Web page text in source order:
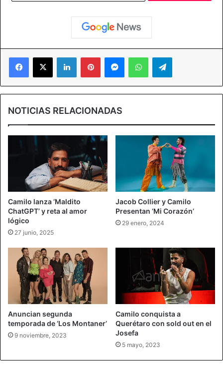
Facebook
X LinkedInPinterestMessengerWhatsAppTelegram
NOTICIAS RELACIONADAS
Camilo lanza ‘Maldito
ChatGPT’ y reta al amor
lógico
27 junio, 2025
Jacob Collier y Camilo
Presentan ‘Mi Corazón’
29 enero, 2024
Anuncian segunda
temporada de ‘Los Montaner’
9 noviembre, 2023
Camilo conquista a
Querétaro con sold out en el
Josefa
5 mayo, 2023